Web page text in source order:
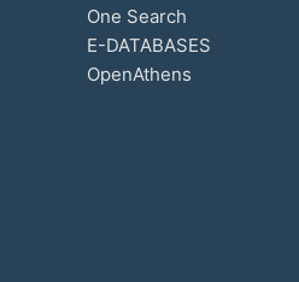
One Search
E-DATABASES
OpenAthens